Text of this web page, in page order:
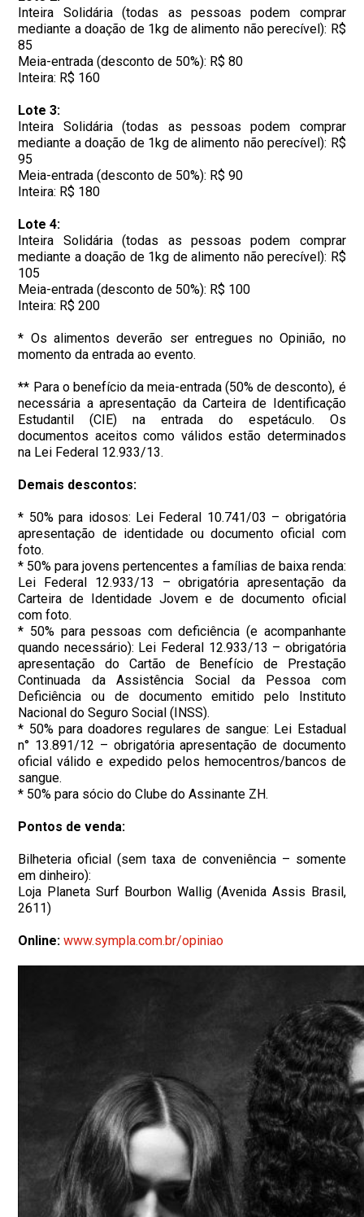
Inteira Solidária (todas as pessoas podem comprar
mediante a doação de 1kg de alimento não perecível): R$
85
Meia-entrada (desconto de 50%): R$ 80
Inteira: R$ 160
Lote 3:
Inteira Solidária (todas as pessoas podem comprar
mediante a doação de 1kg de alimento não perecível): R$
95
Meia-entrada (desconto de 50%): R$ 90
Inteira: R$ 180
Lote 4:
Inteira Solidária (todas as pessoas podem comprar
mediante a doação de 1kg de alimento não perecível): R$
105
Meia-entrada (desconto de 50%): R$ 100
Inteira: R$ 200
* Os alimentos deverão ser entregues no Opinião, no
momento da entrada ao evento.
** Para o benefício da meia-entrada (50% de desconto), é
necessária a apresentação da Carteira de Identificação
Estudantil (CIE) na entrada do espetáculo. Os
documentos aceitos como válidos estão determinados
na Lei Federal 12.933/13.
Demais descontos:
* 50% para idosos: Lei Federal 10.741/03 – obrigatória
apresentação de identidade ou documento oficial com
foto.
* 50% para jovens pertencentes a famílias de baixa renda:
Lei Federal 12.933/13 – obrigatória apresentação da
Carteira de Identidade Jovem e de documento oficial
com foto.
* 50% para pessoas com deficiência (e acompanhante
quando necessário): Lei Federal 12.933/13 – obrigatória
apresentação do Cartão de Benefício de Prestação
Continuada da Assistência Social da Pessoa com
Deficiência ou de documento emitido pelo Instituto
Nacional do Seguro Social (INSS).
* 50% para doadores regulares de sangue: Lei Estadual
n° 13.891/12 – obrigatória apresentação de documento
oficial válido e expedido pelos hemocentros/bancos de
sangue.
* 50% para sócio do Clube do Assinante ZH.
Pontos de venda:
Bilheteria oficial (sem taxa de conveniência – somente
em dinheiro):
Loja Planeta Surf Bourbon Wallig (Avenida Assis Brasil,
2611)
Online:www.sympla.com.br/opiniao